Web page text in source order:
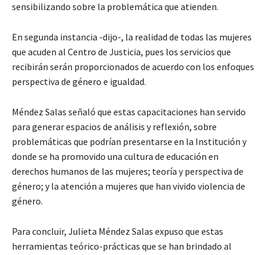
sensibilizando sobre la problemática que atienden.
En segunda instancia -dijo-, la realidad de todas las mujeres
que acuden al Centro de Justicia, pues los servicios que
recibirán serán proporcionados de acuerdo con los enfoques
perspectiva de género e igualdad.
Méndez Salas señaló que estas capacitaciones han servido
para generar espacios de análisis y reflexión, sobre
problemáticas que podrían presentarse en la Institución y
donde se ha promovido una cultura de educación en
derechos humanos de las mujeres; teoría y perspectiva de
género; y la atención a mujeres que han vivido violencia de
género.
Para concluir, Julieta Méndez Salas expuso que estas
herramientas teórico-prácticas que se han brindado al